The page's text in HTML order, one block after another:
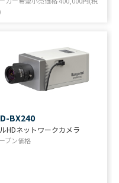
BX240
HDネットワークカメラ
プン価格